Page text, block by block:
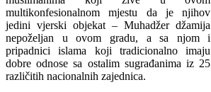
multikonfesionalnom mjestu da je njihov
jedini vjerski objekat – Muhadžer džamija
nepoželjan u ovom gradu, a sa njom i
pripadnici islama koji tradicionalno imaju
dobre odnose sa ostalim sugrađanima iz 25
različitih nacionalnih zajednica.